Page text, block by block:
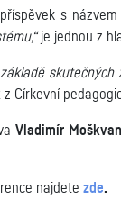
s názvem
je jednou z
z Církevní
Vladimír Moškvan
najdete zde.